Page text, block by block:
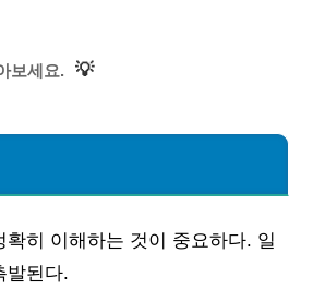
보세요. 💡
히 이해하는 것이 중요하다. 일
발된다.